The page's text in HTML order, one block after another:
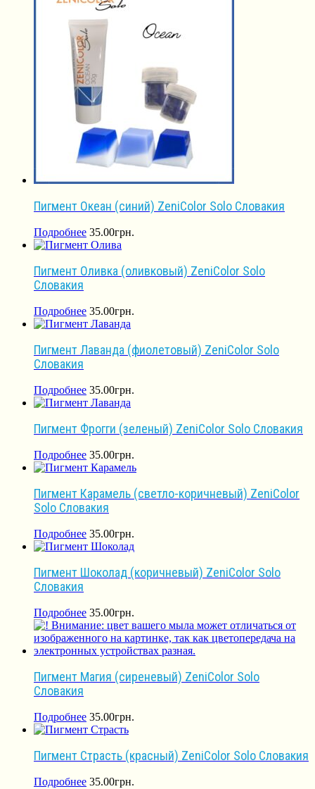
Пигмент Океан (синий) ZeniColor Solo Словакия
Подробнее 35.00грн.
Пигмент Оливка (оливковый) ZeniColor Solo
Словакия
Подробнее 35.00грн.
Пигмент Лаванда (фиолетовый) ZeniColor Solo
Словакия
Подробнее 35.00грн.
Пигмент Фрогги (зеленый) ZeniColor Solo Словакия
Подробнее 35.00грн.
Пигмент Карамель (светло-коричневый) ZeniColor
Solo Словакия
Подробнее 35.00грн.
Пигмент Шоколад (коричневый) ZeniColor Solo
Словакия
Подробнее 35.00грн.
Пигмент Магия (сиреневый) ZeniColor Solo
Словакия
Подробнее 35.00грн.
Пигмент Страсть (красный) ZeniColor Solo Словакия
Подробнее 35.00грн.